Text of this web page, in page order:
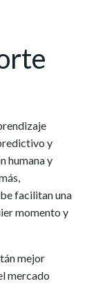
y
humana y
facilitan una
momento y
mejor
mercado